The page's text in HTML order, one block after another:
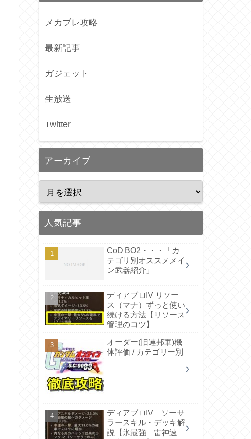
メカブレ攻略
最新記事
ガジェット
生放送
Twitter
アーカイブ
人気記事
CoD BO2・・・「カ
テゴリ別オススメメイ
ン武器紹介」
ディアブロIV リソー
ス（マナ）ずっと使い
続ける方法【リソース
管理のコツ】
オーダー(旧連邦軍)機
体評価 / カテゴリー別
ディアブロIV ソーサ
ラースキル・デッキ解
説【氷最強 雷神速